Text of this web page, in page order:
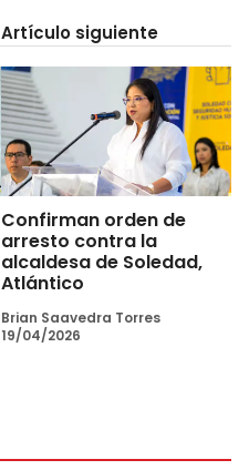
Artículo siguiente
Confirman orden de
arresto contra la
alcaldesa de Soledad,
Atlántico
Brian Saavedra Torres
19/04/2026